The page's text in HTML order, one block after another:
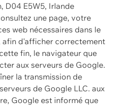
D04 E5W5, Irlande
une page, votre
web nécessaires dans le
afin d'afficher correctement
fin, le navigateur que
aux serveurs de Google.
la transmission de
de Google LLC. aux
Google est informé que